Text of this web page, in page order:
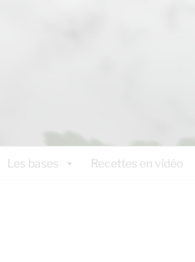
Les bases Recettes en vidéo